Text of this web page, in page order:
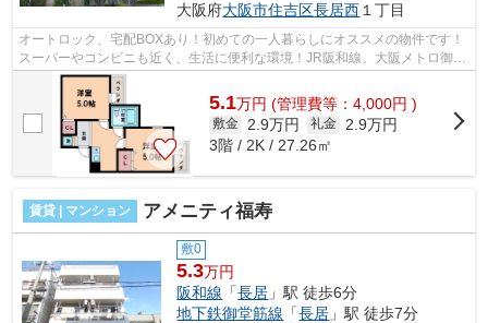
大阪府大阪市住吉区長居西１丁目
オートロック、宅配BOXあり！初めての一人暮らしにオススメの物件です！
スーパーやコンビニも近く、生活に便利な環境！JR阪和線、大阪メトロ御堂
5.1万円 (管理費等：4,000円 )
敷金 2.9万円 礼金
2.9万円
3階 / 2K / 27.26㎡
賃貸 | マンション アメニティ福寿
敷0
5.3万円
阪和線 「長居 」駅 徒歩6分
地下鉄御堂筋線 「長居 」駅 徒歩7分